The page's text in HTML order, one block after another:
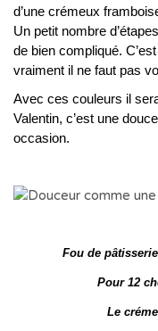
d’une crémeux
Un petit nombre
de bien compliqué.
vraiment il ne faut pas
Avec ces couleurs il
Valentin, c’est une
occasion.
Fou de
Pour 12
Le